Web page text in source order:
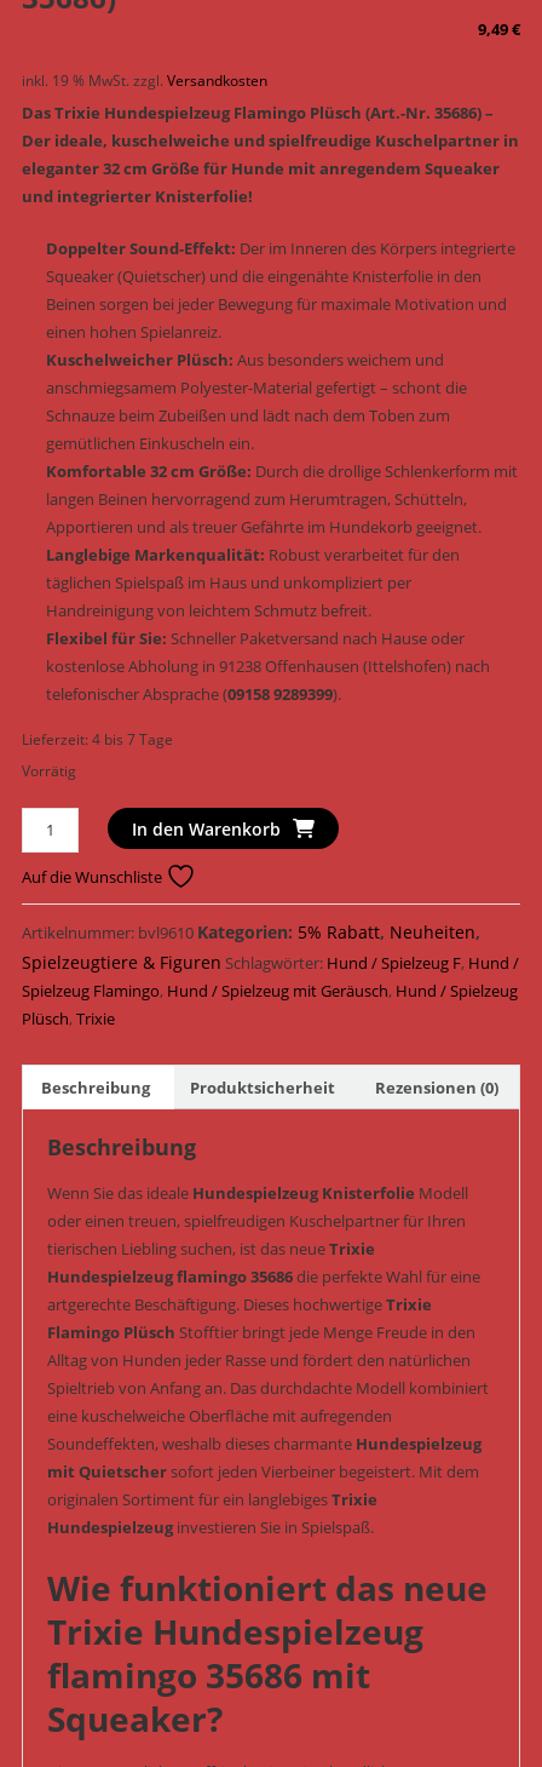
9,49€
inkl. 19 % MwSt.zzgl.Versandkosten
Das Trixie Hundespielzeug Flamingo Plüsch (Art.-Nr. 35686) –
Der ideale, kuschelweiche und spielfreudige Kuschelpartner in
eleganter 32 cm Größe für Hunde mit anregendem Squeaker
und integrierter Knisterfolie!
Doppelter Sound-Effekt: Der im Inneren des Körpers integrierte
Squeaker (Quietscher) und die eingenähte Knisterfolie in den
Beinen sorgen bei jeder Bewegung für maximale Motivation und
einen hohen Spielanreiz.
Kuschelweicher Plüsch: Aus besonders weichem und
anschmiegsamem Polyester-Material gefertigt – schont die
Schnauze beim Zubeißen und lädt nach dem Toben zum
gemütlichen Einkuscheln ein.
Komfortable 32 cm Größe: Durch die drollige Schlenkerform mit
langen Beinen hervorragend zum Herumtragen, Schütteln,
Apportieren und als treuer Gefährte im Hundekorb geeignet.
Langlebige Markenqualität: Robust verarbeitet für den
täglichen Spielspaß im Haus und unkompliziert per
Handreinigung von leichtem Schmutz befreit.
Flexibel für Sie: Schneller Paketversand nach Hause oder
kostenlose Abholung in 91238 Offenhausen (Ittelshofen) nach
telefonischer Absprache (09158 9289399).
Lieferzeit:4 bis 7 Tage
Vorrätig
Trixie
Hundespielzeug
Flamingo
Plüsch
&
Geräusch
32
cm
Nr.
35686)
In den Warenkorb
Auf die Wunschliste
Artikelnummer: bvl9610 Kategorien: 5% Rabatt, Neuheiten,
Spielzeugtiere & Figuren Schlagwörter: Hund / Spielzeug F, Hund /
Spielzeug Flamingo, Hund / Spielzeug mit Geräusch, Hund / Spielzeug
Plüsch,Trixie
Beschreibung Produktsicherheit Rezensionen (0)
Beschreibung
Wenn Sie das ideale Hundespielzeug Knisterfolie Modell
oder einen treuen, spielfreudigen Kuschelpartner für Ihren
tierischen Liebling suchen, ist das neueTrixie
Hundespielzeug flamingo 35686die perfekte Wahl für eine
artgerechte Beschäftigung. Dieses hochwertigeTrixie
Flamingo Plüsch Stofftier bringt jede Menge Freude in den
Alltag von Hunden jeder Rasse und fördert den natürlichen
Spieltrieb von Anfang an. Das durchdachte Modell kombiniert
eine kuschelweiche Oberfläche mit aufregenden
Soundeffekten, weshalb dieses charmante Hundespielzeug
mit Quietschersofort jeden Vierbeiner begeistert. Mit dem
originalen Sortiment für ein langlebigesTrixie
Hundespielzeuginvestieren Sie in Spielspaß.
Wie funktioniert das neue
Trixie Hundespielzeug
flamingo 35686 mit
Squeaker?